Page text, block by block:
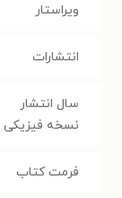
ویراستار
انتشارات
سال انتشار
نسخه فیزیکی
فرمت کتاب